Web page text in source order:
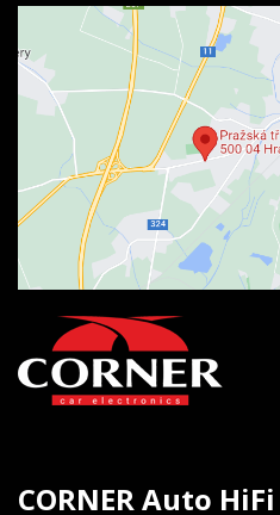
CORNER Auto HiFi